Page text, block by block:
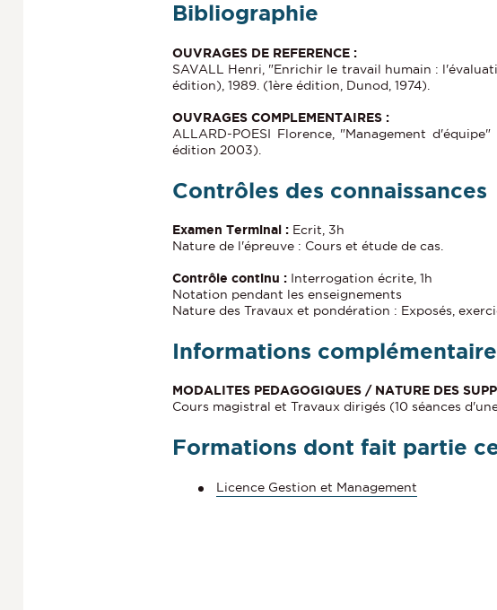
Bibliographie
OUVRAGES DE REFERENCE :
SAVALL Henri, "Enrichir le travail humain :
édition), 1989. (1ère édition, Dunod, 1974).
OUVRAGES COMPLEMENTAIRES :
ALLARD-POESI Florence, "Management
édition 2003).
Contrôles des connaissances
Examen Terminal : Ecrit, 3h
Nature de l'épreuve : Cours et étude de cas.
Contrôle continu : Interrogation écrite, 1h
Notation pendant les enseignements
Nature des Travaux et pondération : Exposés,
Informations
MODALITES PEDAGOGIQUES / NATURE DES
Cours magistral et Travaux dirigés (10 séances
Formations dont fait partie
Licence Gestion et Management